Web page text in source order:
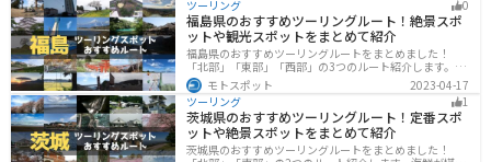
ツーリング 0
福島県のおすすめツーリングルート！絶景スポ
ットや観光スポットをまとめて紹介
福島県のおすすめツーリングルートをまとめました！
「北部」「東部」「西部」の3つのルート紹介します。内
陸部には山々が連なり、海岸線は太平洋に面してるので
観光スポットが多数あります。バイクで福島県にツーリ
ングに行く際は参考にしてください。
モトスポット
2023-04-17
ツーリング
1
茨城県のおすすめツーリングルート！定番スポ
ットや絶景スポットをまとめて紹介
茨城県のおすすめツーリングルートをまとめました！